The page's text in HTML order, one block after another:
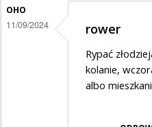
OHO
11/09/2024 rower
Rypać
kolanie,
albo